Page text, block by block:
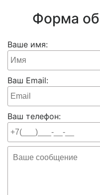
Форма
Ваше имя:
Ваш Email:
Ваш телефон: